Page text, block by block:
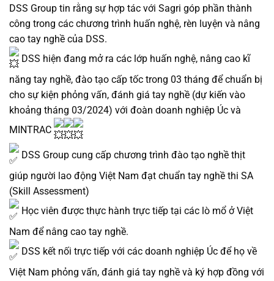
DSS Group tin rằng sự hợp tác với Sagri góp phần thành
công trong các chương trình huấn nghệ, rèn luyện và nâng
cao tay nghề của DSS.
DSS hiện đang mở ra các lớp huấn nghệ, nâng cao kĩ
năng tay nghề, đào tạo cấp tốc trong 03 tháng để chuẩn bị
cho sự kiện phỏng vấn, đánh giá tay nghề (dự kiến vào
khoảng tháng 03/2024) với đoàn doanh nghiệp Úc và
MINTRAC
DSS Group cung cấp chương trình đào tạo nghề thịt
giúp người lao động Việt Nam đạt chuẩn tay nghề thi SA
(Skill Assessment)
Học viên được thực hành trực tiếp tại các lò mổ ở Việt
Nam để nâng cao tay nghề.
DSS kết nối trực tiếp với các doanh nghiệp Úc để họ về
Việt Nam phỏng vấn, đánh giá tay nghề và ký hợp đồng với